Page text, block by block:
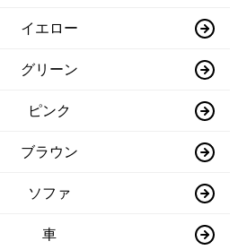
イエロー
グリーン
ピンク
ブラウン
ソファ
車